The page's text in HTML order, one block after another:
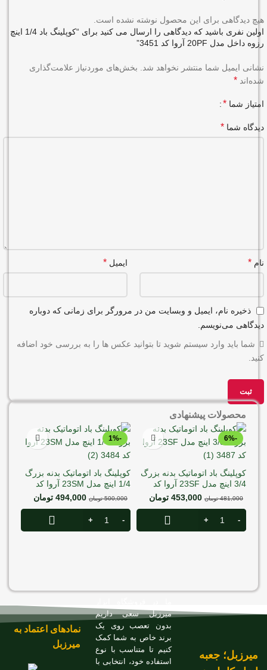
هیچ دیدگاهی برای این محصول نوشته نشده است.
اولین نفری باشید که دیدگاهی را ارسال می کنید برای “کوپلینگ باد 1/4 اینچ
رزوه داخل مدل 20PF آروا کد 3451”
نشانی ایمیل شما منتشر نخواهد شد.
بخش‌های موردنیاز علامت‌گذاری
شده‌اند *
امتیاز شما *
دیدگاه شما *
نام * ایمیل *
ذخیره نام، ایمیل و وبسایت من در مرورگر برای زمانی که دوباره
دیدگاهی می‌نویسم.
شما باید وارد سیستم شوید تا بتوانید عکس ها را به بررسی خود اضافه
کنید.
محصولات پیشنهادی
-6%
کوپلینگ باد اتوماتیک بدنه بزرگ
3/4 اینچ مدل 23SF آروا کد
3487
481,000 تومان 453,000 تومان
-1%
کوپلینگ باد اتوماتیک بدنه بزرگ
1/4 اینچ مدل 23SM آروا کد
3484
500,000 تومان 494,000 تومان
میرزبل؛ جعبه
میرزبل سعی داریم
بدون تعصب روی یک
برند خاص به شما کمک
کنیم تا متناسب با نوع
استفاده خود، انتخابی با
نمادهای اعتماد به
میرزبل